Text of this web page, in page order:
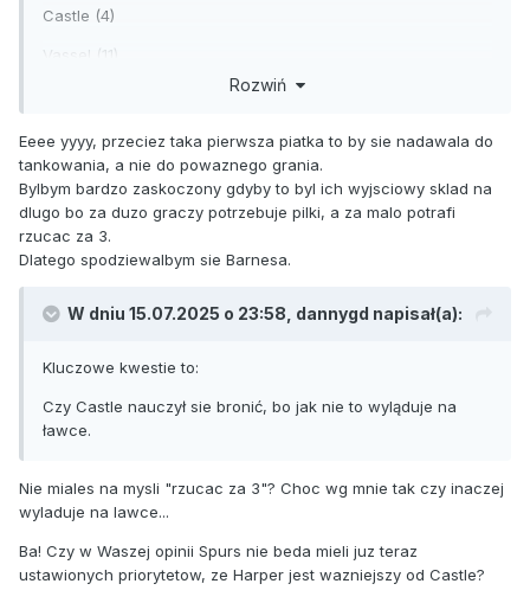
Castle (4)
Vassel (11)
Rozwiń
Eeee yyyy, przeciez taka pierwsza piatka to by sie nadawala do
tankowania, a nie do powaznego grania.
Bylbym bardzo zaskoczony gdyby to byl ich wyjsciowy sklad na
dlugo bo za duzo graczy potrzebuje pilki, a za malo potrafi
rzucac za 3.
Dlatego spodziewalbym sie Barnesa.
W dniu 15.07.2025 o 23:58, dannygd napisał(a):
Kluczowe kwestie to:
Czy Castle nauczył sie bronić, bo jak nie to wyląduje na
ławce.
Nie miales na mysli "rzucac za 3"? Choc wg mnie tak czy inaczej
wyladuje na lawce...
Ba! Czy w Waszej opinii Spurs nie beda mieli juz teraz
ustawionych priorytetow, ze Harper jest wazniejszy od Castle?